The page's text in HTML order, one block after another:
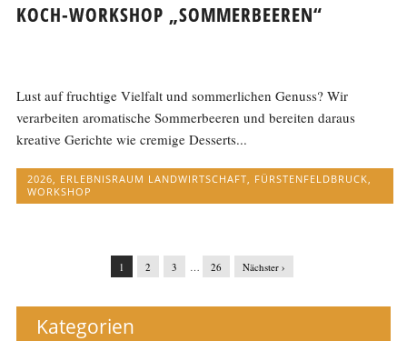
KOCH-WORKSHOP „SOMMERBEEREN“
Lust auf fruchtige Vielfalt und sommerlichen Genuss? Wir
verarbeiten aromatische Sommerbeeren und bereiten daraus
kreative Gerichte wie cremige Desserts...
2026 ERLEBNISRAUM LANDWIRTSCHAFT FÜRSTENFELDBRUCK
WORKSHOP
1 2 3 … 26 Nächster ›
Kategorien